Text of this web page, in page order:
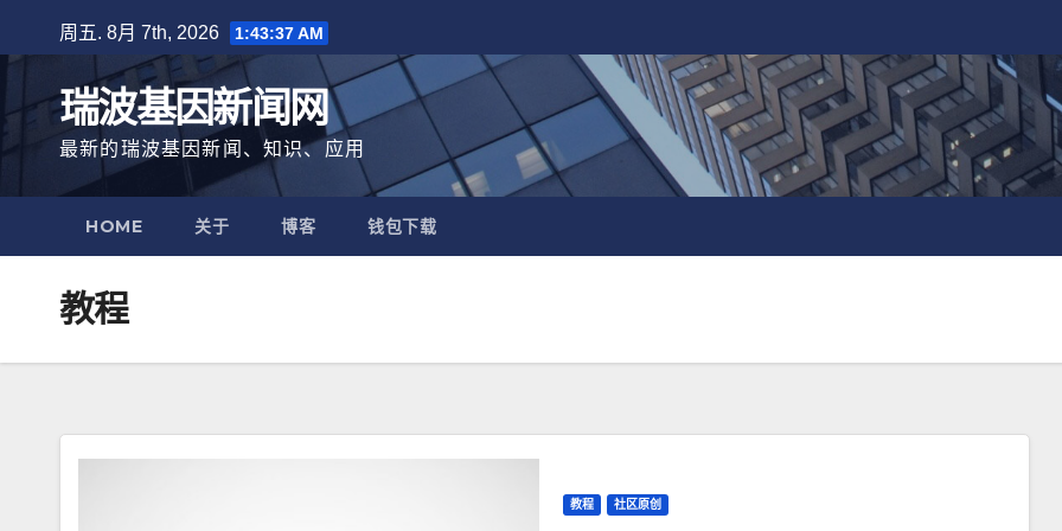
至
周五. 8月 7th, 2026 1:43:38 AM
瑞波基因新闻网
最新的瑞波基因新闻、知识、应用
HOME 关于 博客 钱包下载
教程
教程 社区原创